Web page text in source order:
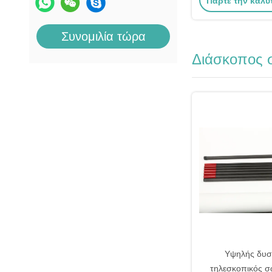
Συνομιλία τώρα
Διάσκοπος
Υψηλής
τηλεσκοπικός